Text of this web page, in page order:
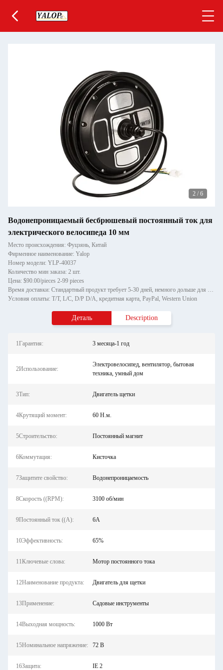
2 / 6
Водонепроницаемый бесбрюшевый постоянный ток для
электрического велосипеда 10 мм
Место происхождения: Фуцзянь, Китай
Фирменное наименование: Yalop
Номер модели: YLP-40037
Количество мин заказа: 2 шт.
Цена: $90.00/pieces 2-99 pieces
Время доставки: Стандартный продукт требует 5-30 дней, немного дольше для индивидуальных продуктов.
Условия оплаты: T/T, L/C, D/P D/A, кредитная карта, PayPal, Western Union
Деталь Description
1Гарантия: 3 месяца-1 год
2Использование:
Электровелосипед, вентилятор, бытовая
техника, умный дом
3Тип: Двигатель щетки
4Крутящий момент: 60 Н.м.
5Строительство: Постоянный магнит
6Коммутация: Кисточка
7Защитите свойство: Водонепроницаемость
8Скорость ((RPM): 3100 об/мин
9Постоянный ток ((А): 6А
10Эффективность: 65%
11Ключевые слова: Мотор постоянного тока
12Наименование продукта: Двигатель для щетки
13Применение: Садовые инструменты
14Выходная мощность: 1000 Вт
15Номинальное напряжение: 72 В
16Защита: IE 2